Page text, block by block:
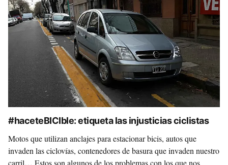
#‎haceteBICIble‬: etiqueta las injusticias ciclistas
Motos que utilizan anclajes para estacionar bicis, autos que
invaden las ciclovías, contenedores de basura que invaden nuestro
carril… Estos son algunos de los problemas con los que nos